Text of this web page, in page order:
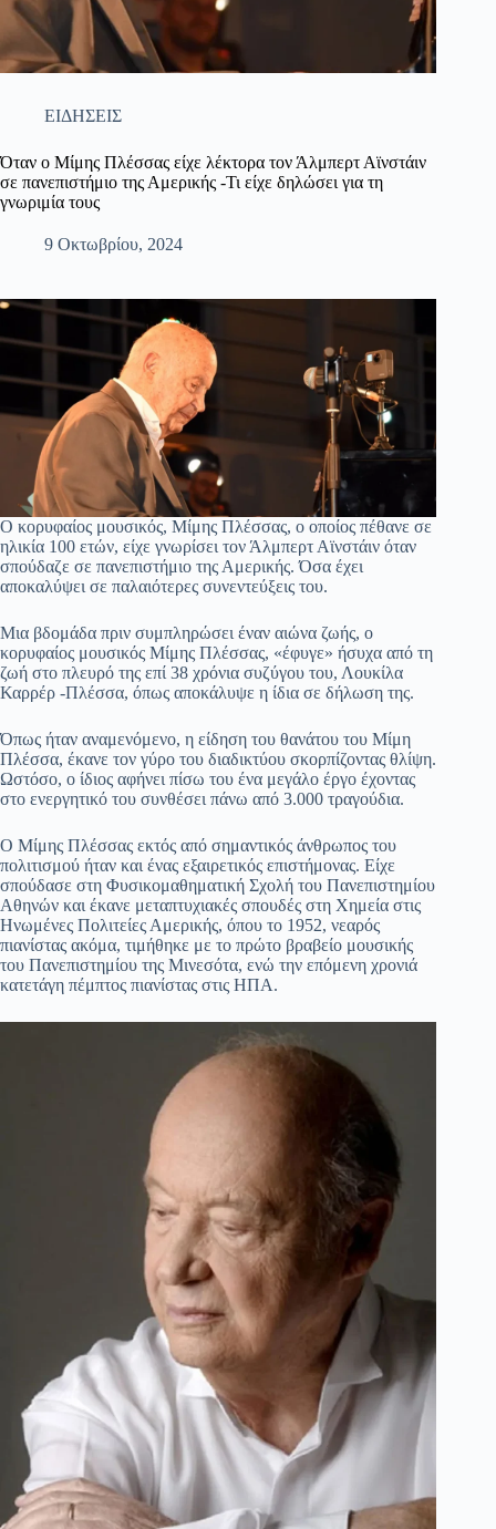
ΕΙΔΗΣΕΙΣ
Όταν ο Μίμης Πλέσσας είχε λέκτορα τον Άλμπερτ Αϊνστάιν
σε πανεπιστήμιο της Αμερικής -Τι είχε δηλώσει για τη
γνωριμία τους
9 Οκτωβρίου, 2024
Ο κορυφαίος μουσικός, Μίμης Πλέσσας, ο οποίος πέθανε σε
ηλικία 100 ετών, είχε γνωρίσει τον Άλμπερτ Αϊνστάιν όταν
σπούδαζε σε πανεπιστήμιο της Αμερικής. Όσα έχει
αποκαλύψει σε παλαιότερες συνεντεύξεις του.
Μια βδομάδα πριν συμπληρώσει έναν αιώνα ζωής, ο
κορυφαίος μουσικός Μίμης Πλέσσας, «έφυγε» ήσυχα από τη
ζωή στο πλευρό της επί 38 χρόνια συζύγου του, Λουκίλα
Καρρέρ -Πλέσσα, όπως αποκάλυψε η ίδια σε δήλωση της.
Όπως ήταν αναμενόμενο, η είδηση του θανάτου του Μίμη
Πλέσσα, έκανε τον γύρο του διαδικτύου σκορπίζοντας θλίψη.
Ωστόσο, ο ίδιος αφήνει πίσω του ένα μεγάλο έργο έχοντας
στο ενεργητικό του συνθέσει πάνω από 3.000 τραγούδια.
Ο Μίμης Πλέσσας εκτός από σημαντικός άνθρωπος του
πολιτισμού ήταν και ένας εξαιρετικός επιστήμονας. Είχε
σπούδασε στη Φυσικομαθηματική Σχολή του Πανεπιστημίου
Αθηνών και έκανε μεταπτυχιακές σπουδές στη Χημεία στις
Ηνωμένες Πολιτείες Αμερικής, όπου το 1952, νεαρός
πιανίστας ακόμα, τιμήθηκε με το πρώτο βραβείο μουσικής
του Πανεπιστημίου της Μινεσότα, ενώ την επόμενη χρονιά
κατετάγη πέμπτος πιανίστας στις ΗΠΑ.